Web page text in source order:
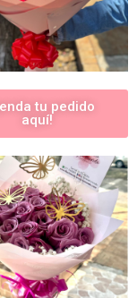
tu pedido
aquí!